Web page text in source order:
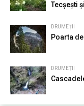
Tecșești
DRUMEȚII
Poarta
DRUMEȚII